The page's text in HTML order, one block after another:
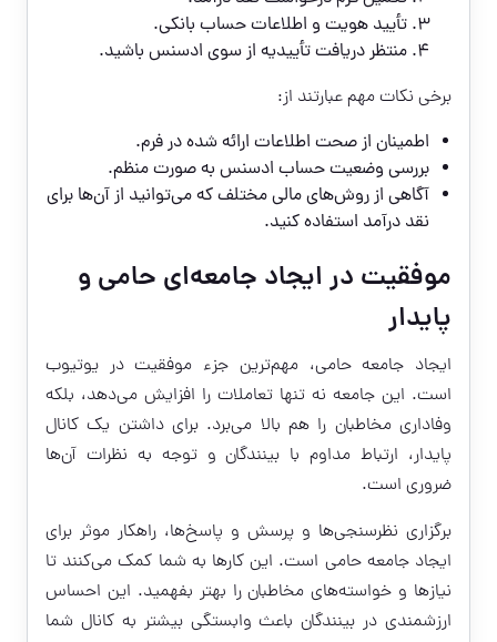
تأیید هویت و اطلاعات حساب بانکی.
منتظر دریافت تأییدیه از سوی ادسنس باشید.
برخی نکات مهم عبارتند از:
اطمینان از صحت اطلاعات ارائه شده در فرم.
بررسی وضعیت حساب ادسنس به صورت منظم.
آگاهی از روش‌های مالی مختلف که می‌توانید از آن‌ها برای
نقد درآمد استفاده کنید.
موفقیت در ایجاد جامعه‌ای حامی و
پایدار
ایجاد جامعه حامی، مهم‌ترین جزء موفقیت در یوتیوب
است. این جامعه نه تنها تعاملات را افزایش می‌دهد، بلکه
وفاداری مخاطبان را هم بالا می‌برد. برای داشتن یک کانال
پایدار، ارتباط مداوم با بینندگان و توجه به نظرات آن‌ها
ضروری است.
برگزاری نظرسنجی‌ها و پرسش و پاسخ‌ها، راهکار موثر برای
ایجاد جامعه حامی است. این کارها به شما کمک می‌کنند تا
نیازها و خواسته‌های مخاطبان را بهتر بفهمید. این احساس
ارزشمندی در بینندگان باعث وابستگی بیشتر به کانال شما